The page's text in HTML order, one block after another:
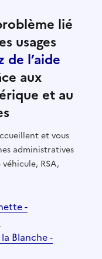
lié
usages
de l’aide
aux
et au
et vous
administratives
RSA,
-
Blanche -